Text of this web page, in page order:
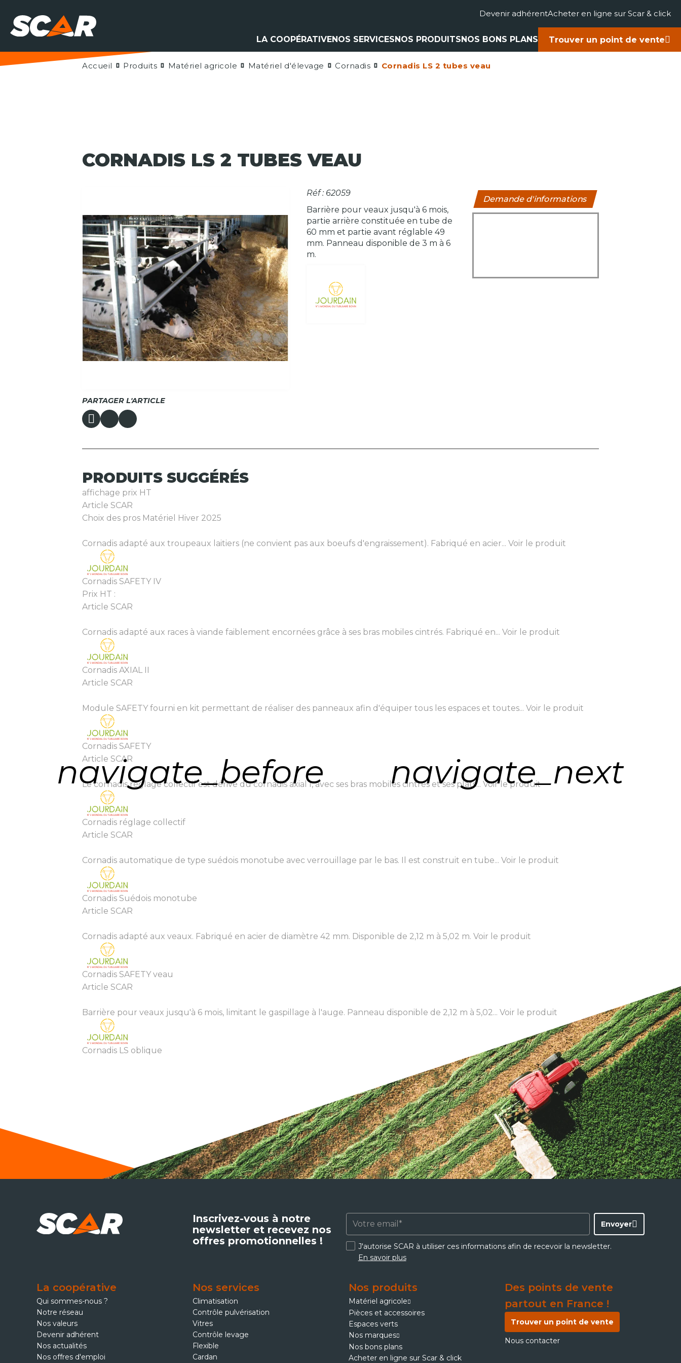
Devenir adhérentAcheter en ligne sur Scar & click
LA COOPÉRATIVENOS SERVICES
Climatisation
NOS PRODUITS
Matériel agricole
NOS BONS PLANS Trouver un point de vente
Accueil Produits Matériel agricole Matériel d'élevage Cornadis Cornadis LS 2 tubes veau
CORNADIS LS 2 TUBES VEAU
Réf : 62059
PARTAGER L'ARTICLE
Barrière pour veaux jusqu'à 6 mois,
partie arrière constituée en tube de
60 mm et partie avant réglable 49
mm. Panneau disponible de 3 m à 6
m.
Demande d'informations
PRODUITS SUGGÉRÉS
navigate_before
affichage prix HT
Article SCAR
Choix des pros Matériel Hiver 2025
Cornadis adapté aux troupeaux laitiers (ne convient pas aux boeufs d'engraissement). Fabriqué en acier... Voir le produit
Cornadis SAFETY IV
Prix HT :
Article SCAR
Cornadis adapté aux races à viande faiblement encornées grâce à ses bras mobiles cintrés. Fabriqué en... Voir le produit
Cornadis AXIAL II
Article SCAR
Module SAFETY fourni en kit permettant de réaliser des panneaux afin d'équiper tous les espaces et toutes... Voir le produit
Cornadis SAFETY
Article SCAR
Le cornadis réglage collectif est dérivé du cornadis axial I, avec ses bras mobiles cintrés et ses plats... Voir le produit
Cornadis réglage collectif
Article SCAR
Cornadis automatique de type suédois monotube avec verrouillage par le bas. Il est construit en tube... Voir le produit
Cornadis Suédois monotube
Article SCAR
Cornadis adapté aux veaux. Fabriqué en acier de diamètre 42 mm. Disponible de 2,12 m à 5,02 m. Voir le produit
Cornadis SAFETY veau
Article SCAR
Barrière pour veaux jusqu'à 6 mois, limitant le gaspillage à l'auge. Panneau disponible de 2,12 m à 5,02... Voir le produit
Cornadis LS oblique
navigate_next
Inscrivez-vous à notre
newsletter et recevez nos
offres promotionnelles !
J'autorise SCAR à utiliser ces informations afin de recevoir la newsletter.
En savoir plus
Envoyer
La coopérative
Qui sommes-nous ?
Notre réseau
Nos valeurs
Devenir adhérent
Nos actualités
Nos offres d'emploi
Nos services
Climatisation
Contrôle pulvérisation
Vitres
Contrôle levage
Flexible
Cardan
Nos produits
Matériel agricole
Pièces et accessoires
Espaces verts
Nos marques
Nos bons plans
Acheter en ligne sur Scar & click
Des points de vente
partout en France !
Trouver un point de vente
Nous contacter